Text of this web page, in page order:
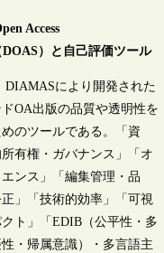
Access
）と自己評価ツール
DIAMASにより開発された
OA出版の品質や透明性を
のツールである。「資
有権・ガバナンス」「オ
ンス」「編集管理・品
」「技術的効率」「可視
ト」「EDIB（公平性・多
・帰属意識）・多言語主